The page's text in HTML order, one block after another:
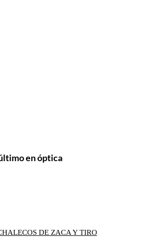
en óptica
DE ZACA Y TIRO